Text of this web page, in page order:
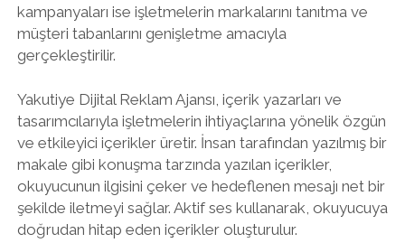
kampanyaları ise işletmelerin markalarını tanıtma ve
müşteri tabanlarını genişletme amacıyla
gerçekleştirilir.
Yakutiye Dijital Reklam Ajansı, içerik yazarları ve
tasarımcılarıyla işletmelerin ihtiyaçlarına yönelik özgün
ve etkileyici içerikler üretir. İnsan tarafından yazılmış bir
makale gibi konuşma tarzında yazılan içerikler,
okuyucunun ilgisini çeker ve hedeflenen mesajı net bir
şekilde iletmeyi sağlar. Aktif ses kullanarak, okuyucuya
doğrudan hitap eden içerikler oluşturulur.